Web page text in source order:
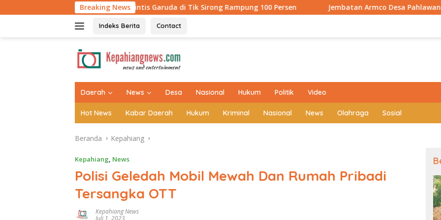
ke
Breaking News
Jembatan Perintis Garuda di Tik Sirong Rampung 100 Persen Jembatan Armco Desa Pahlawan Rampung 100
Indeks Berita Contact
Daerah News Desa Nasional Hukum Politik Video
Hot News Kabar Daerah Hukum Kriminal Nasional News Olahraga Sosial
Beranda Kepahiang
Kepahiang, News
Polisi Geledah Mobil Mewah Dan Rumah Pribadi
Tersangka OTT
Kepahiang News
Juli 1, 2023